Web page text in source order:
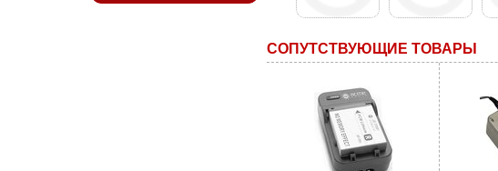
СОПУТСТВУЮЩИЕ ТОВАРЫ